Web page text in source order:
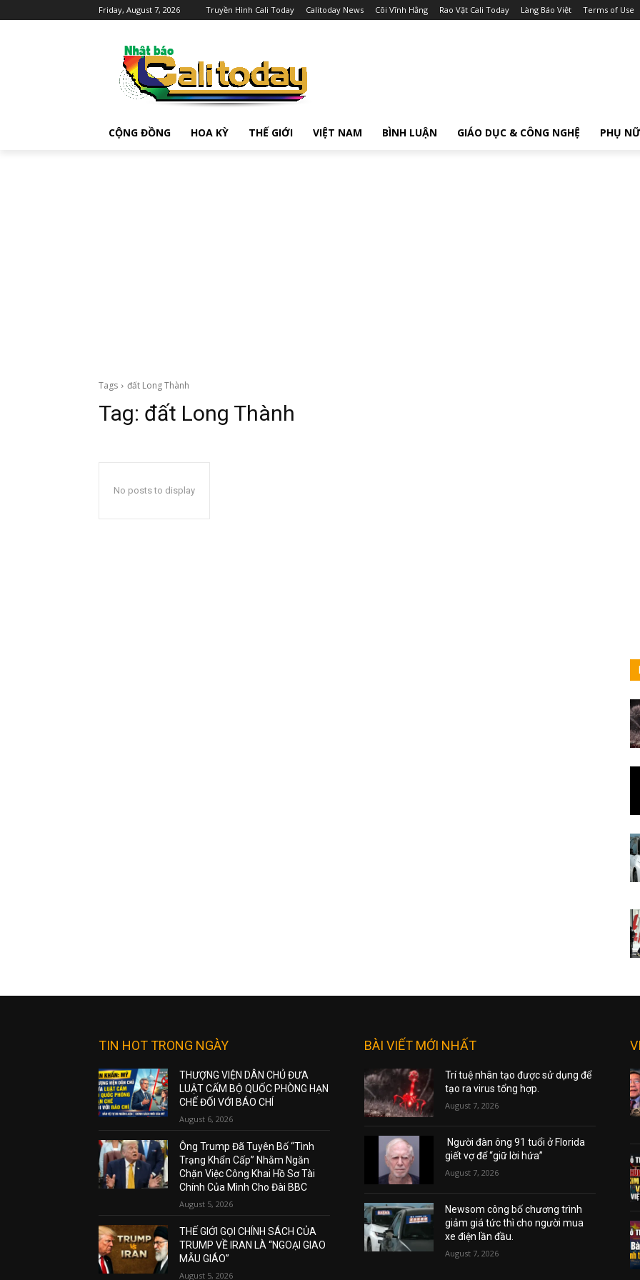
Friday, August 7, 2026 Truyền Hình Cali Today Calitoday News Cõi Vĩnh Hằng Rao Vặt Cali Today Làng Báo Việt Terms of Use
CỘNG ĐỒNG HOA KỲ THẾ GIỚI VIỆT NAM BÌNH LUẬN GIÁO DỤC & CÔNG NGHỆ PHỤ NỮ
Tags đất Long Thành
Tag: đất Long Thành
No posts to display
TIN HOT TRONG NGÀY
THƯỢNG VIỆN DÂN CHỦ ĐƯA
LUẬT CẤM BỘ QUỐC PHÒNG HẠN
CHẾ ĐỐI VỚI BÁO CHÍ
August 6, 2026
Ông Trump Đã Tuyên Bố “Tình
Trạng Khẩn Cấp” Nhằm Ngăn
Chặn Việc Công Khai Hồ Sơ Tài
Chính Của Mình Cho Đài BBC
August 5, 2026
THẾ GIỚI GỌI CHÍNH SÁCH CỦA
TRUMP VỀ IRAN LÀ “NGOẠI GIAO
MẪU GIÁO”
August 5, 2026
BÀI VIẾT MỚI NHẤT
Trí tuệ nhân tạo được sử dụng để
tạo ra virus tổng hợp.
August 7, 2026
Người đàn ông 91 tuổi ở Florida
giết vợ để “giữ lời hứa”
August 7, 2026
Newsom công bố chương trình
giảm giá tức thì cho người mua
xe điện lần đầu.
August 7, 2026